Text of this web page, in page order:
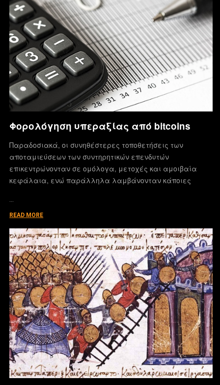
Φορολόγηση υπεραξίας από bitcoins
Παραδοσιακά, οι συνηθέστερες τοποθετήσεις των
αποταμιεύσεων των συντηρητικών επενδυτών
επικεντρώνονταν σε ομόλογα, μετοχές και αμοιβαία
κεφάλαια, ενώ παράλληλα λαμβάνονταν κάποιες
…
READ MORE